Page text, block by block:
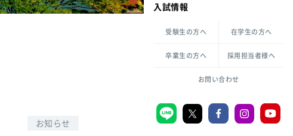
倫理憲章
ハラスメントの防止
共生のための多様性宣言
一般教育課程
教職センター
学芸員課程
図書館司書課程
生活環境科学研究所
入試情報
受験生の方へ 在学生の方へ
卒業生の方へ 採用担当者様へ
お問い合わせ
お知らせ